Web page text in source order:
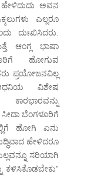
ಅವನ
ಎಲ್ಲರೂ
ದುಃಖಿಸಿದರು.
ಆಂಗ್ಲ ಭಾಷಾ
ಹೋಗುವ
ಪ್ರಯೋಜನವಿಲ್ಲ
ವಿಶೇಷ
ಬೆಂಗಳೂರಿಗೆ
ಹೋಗಿ ಏನು
ಹೇಳಿದರೂ
ಸರಿಯಾಗಿ
ಕಳಿಸಿಕೊಡಬೇಕು”